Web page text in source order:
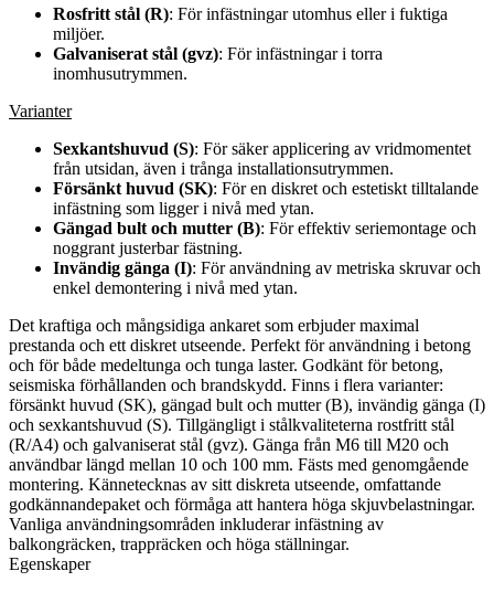
Rosfritt stål (R): För infästningar utomhus eller i fuktiga
miljöer.
Galvaniserat stål (gvz): För infästningar i torra
inomhusutrymmen.
Varianter
Sexkantshuvud (S): För säker applicering av vridmomentet
från utsidan, även i trånga installationsutrymmen.
Försänkt huvud (SK): För en diskret och estetiskt tilltalande
infästning som ligger i nivå med ytan.
Gängad bult och mutter (B): För effektiv seriemontage och
noggrant justerbar fästning.
Invändig gänga (I): För användning av metriska skruvar och
enkel demontering i nivå med ytan.
Det kraftiga och mångsidiga ankaret som erbjuder maximal
prestanda och ett diskret utseende. Perfekt för användning i betong
och för både medeltunga och tunga laster. Godkänt för betong,
seismiska förhållanden och brandskydd. Finns i flera varianter:
försänkt huvud (SK), gängad bult och mutter (B), invändig gänga (I)
och sexkantshuvud (S). Tillgängligt i stålkvaliteterna rostfritt stål
(R/A4) och galvaniserat stål (gvz). Gänga från M6 till M20 och
användbar längd mellan 10 och 100 mm. Fästs med genomgående
montering. Kännetecknas av sitt diskreta utseende, omfattande
godkännandepaket och förmåga att hantera höga skjuvbelastningar.
Vanliga användningsområden inkluderar infästning av
balkongräcken, trappräcken och höga ställningar.
Egenskaper